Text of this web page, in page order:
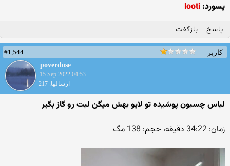
پسورد: looti
پاسخ بازگفت
کاربر
#1,544
poverdose
15 Sep 2022 04:53
ارسالها: 217
لباس چسبون پوشیده تو لایو بهش میگن لبت رو گاز بگیر
زمان: 34:22 دقیقه، حجم: 138 مگ